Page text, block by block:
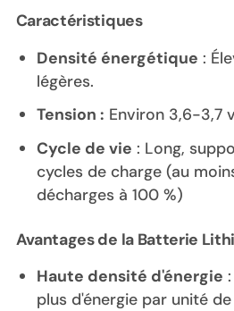
Caractéristiques
Densité énergétique :
légères.
Tension : Environ 3,6-3,7
Cycle de vie : Long,
cycles de charge (au
décharges à 100 %)
Avantages de la Batterie
Haute densité d'énergie
plus d'énergie par unité